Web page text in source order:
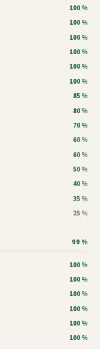
100 %
100 %
100 %
100 %
100 %
100 %
85 %
80 %
70 %
60 %
60 %
50 %
40 %
35 %
25 %
99 %
100 %
100 %
100 %
100 %
100 %
100 %